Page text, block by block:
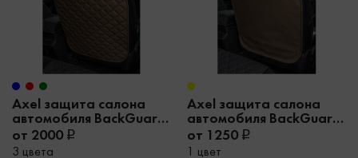
Axel защита салона
автомобиля BackGuard
Romb
от 2000
3 цвета
Axel защита салона
автомобиля BackGuard
Basic
от 1250
1 цвет